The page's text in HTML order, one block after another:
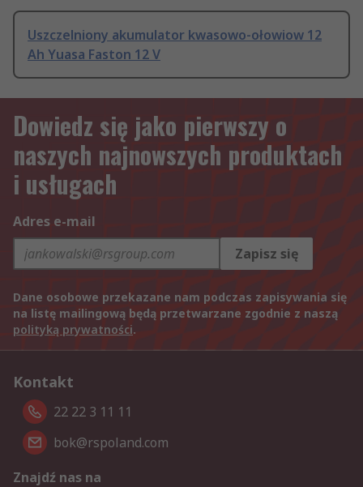
Uszczelniony akumulator kwasowo-ołowiow 12
Ah Yuasa Faston 12 V
Dowiedz się jako pierwszy o
naszych najnowszych produktach
i usługach
Adres e-mail
Zapisz się
Dane osobowe przekazane nam podczas zapisywania się
na listę mailingową będą przetwarzane zgodnie z naszą
polityką prywatności.
Kontakt
22 22 3 11 11
bok@rspoland.com
Znajdź nas na